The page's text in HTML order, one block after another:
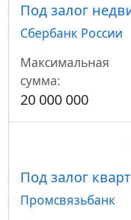
Под залог
Сбербанк России
Максимальная
сумма:
20 000 000
Под залог
Промсвязьбанк